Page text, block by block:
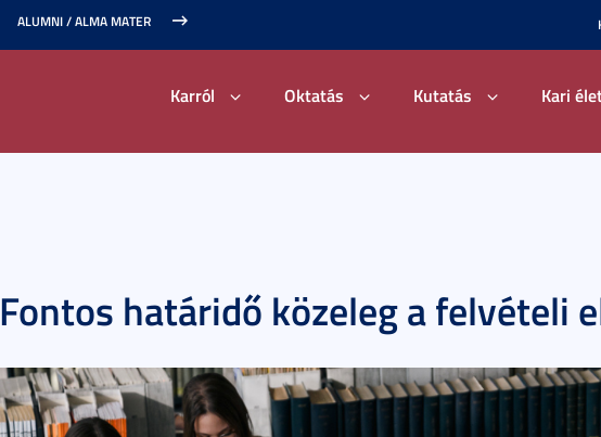
ALUMNI / ALMA MATER
Karról Oktatás Kutatás Kari
Fontos határidő közeleg a felvételi